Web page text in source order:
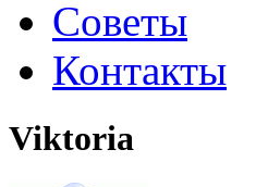
Советы
Контакты
Viktoria